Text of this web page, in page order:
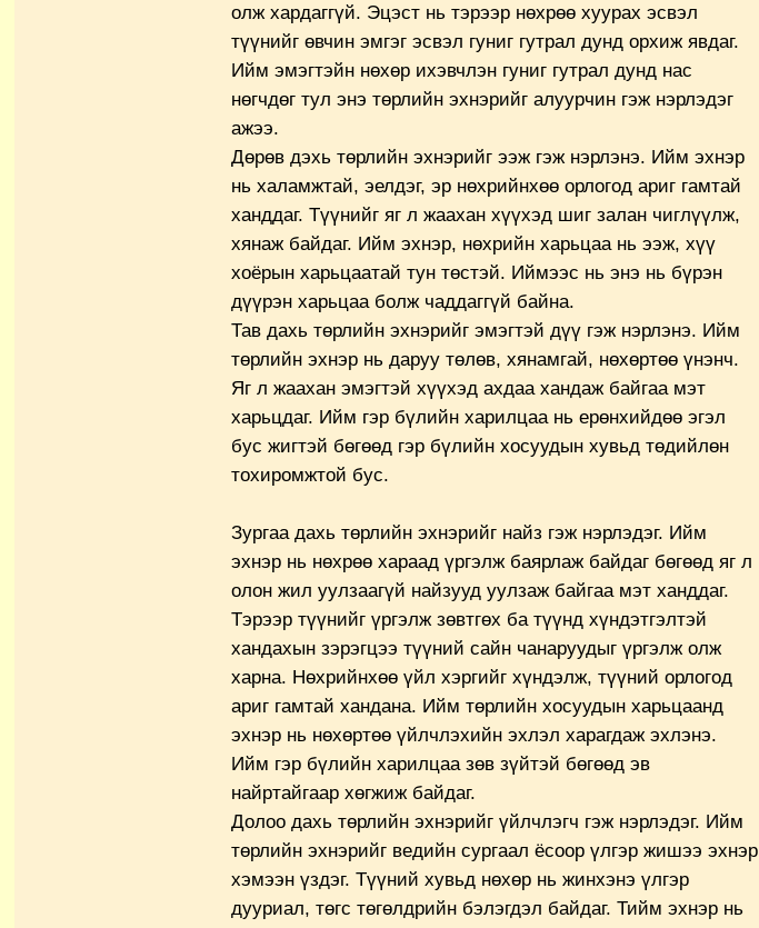
олж хардаггүй. Эцэст нь тэрээр нөхрөө хуурах эсвэл
түүнийг өвчин эмгэг эсвэл гуниг гутрал дунд орхиж явдаг.
Ийм эмэгтэйн нөхөр ихэвчлэн гуниг гутрал дунд нас
нөгчдөг тул энэ төрлийн эхнэрийг алуурчин гэж нэрлэдэг
ажээ.
Дөрөв дэхь төрлийн эхнэрийг ээж гэж нэрлэнэ. Ийм эхнэр
нь халамжтай, эелдэг, эр нөхрийнхөө орлогод ариг гамтай
ханддаг. Түүнийг яг л жаахан хүүхэд шиг залан чиглүүлж,
хянаж байдаг. Ийм эхнэр, нөхрийн харьцаа нь ээж, хүү
хоёрын харьцаатай тун төстэй. Иймээс нь энэ нь бүрэн
дүүрэн харьцаа болж чаддаггүй байна.
Тав дахь төрлийн эхнэрийг эмэгтэй дүү гэж нэрлэнэ. Ийм
төрлийн эхнэр нь даруу төлөв, хянамгай, нөхөртөө үнэнч.
Яг л жаахан эмэгтэй хүүхэд ахдаа хандаж байгаа мэт
харьцдаг. Ийм гэр бүлийн харилцаа нь ерөнхийдөө эгэл
бус жигтэй бөгөөд гэр бүлийн хосуудын хувьд төдийлөн
тохиромжтой бус.
Зургаа дахь төрлийн эхнэрийг найз гэж нэрлэдэг. Ийм
эхнэр нь нөхрөө хараад үргэлж баярлаж байдаг бөгөөд яг л
олон жил уулзаагүй найзууд уулзаж байгаа мэт ханддаг.
Тэрээр түүнийг үргэлж зөвтгөх ба түүнд хүндэтгэлтэй
хандахын зэрэгцээ түүний сайн чанаруудыг үргэлж олж
харна. Нөхрийнхөө үйл хэргийг хүндэлж, түүний орлогод
ариг гамтай хандана. Ийм төрлийн хосуудын харьцаанд
эхнэр нь нөхөртөө үйлчлэхийн эхлэл харагдаж эхлэнэ.
Ийм гэр бүлийн харилцаа зөв зүйтэй бөгөөд эв
найртайгаар хөгжиж байдаг.
Долоо дахь төрлийн эхнэрийг үйлчлэгч гэж нэрлэдэг. Ийм
төрлийн эхнэрийг ведийн сургаал ёсоор үлгэр жишээ эхнэр
хэмээн үздэг. Түүний хувьд нөхөр нь жинхэнэ үлгэр
дууриал, төгс төгөлдрийн бэлэгдэл байдаг. Тийм эхнэр нь